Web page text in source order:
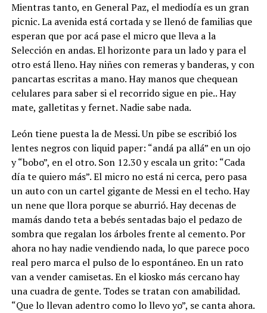
Mientras tanto, en General Paz, el mediodía es un gran
picnic. La avenida está cortada y se llenó de familias que
esperan que por acá pase el micro que lleva a la
Selección en andas. El horizonte para un lado y para el
otro está lleno. Hay niñes con remeras y banderas, y con
pancartas escritas a mano. Hay manos que chequean
celulares para saber si el recorrido sigue en pie.. Hay
mate, galletitas y fernet. Nadie sabe nada.
León tiene puesta la de Messi. Un pibe se escribió los
lentes negros con liquid paper: “andá pa allá” en un ojo
y “bobo”, en el otro. Son 12.30 y escala un grito: “Cada
día te quiero más”. El micro no está ni cerca, pero pasa
un auto con un cartel gigante de Messi en el techo. Hay
un nene que llora porque se aburrió. Hay decenas de
mamás dando teta a bebés sentadas bajo el pedazo de
sombra que regalan los árboles frente al cemento. Por
ahora no hay nadie vendiendo nada, lo que parece poco
real pero marca el pulso de lo espontáneo. En un rato
van a vender camisetas. En el kiosko más cercano hay
una cuadra de gente. Todes se tratan con amabilidad.
“Que lo llevan adentro como lo llevo yo”, se canta ahora.